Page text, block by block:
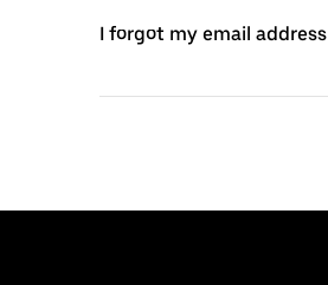
I forgot my email address